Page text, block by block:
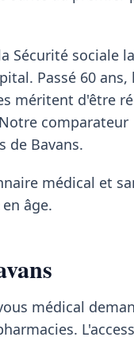
Sécurité sociale
Passé 60 ans,
méritent d'être
comparateur
de Bavans.
médical et
âge.
médical